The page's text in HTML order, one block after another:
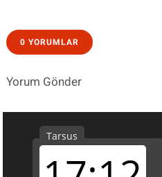
0 YORUMLAR
Yorum Gönder